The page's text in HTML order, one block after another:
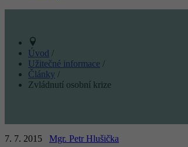
Úvod /
Užitečné informace /
Články /
Zvládnutí osobní krize
7. 7. 2015
Mgr. Petr Hlušička